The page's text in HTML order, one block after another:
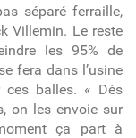
séparé ferraille,
Villemin. Le reste
les 95% de
fera dans l’usine
ces balles. « Dès
on les envoie sur
ça part à